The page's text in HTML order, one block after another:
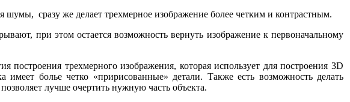
сразу же делает трехмерное изображение более четким и контрастным.
этом остается возможность вернуть изображение к первоначальному
трехмерного изображения, которая использует для построения 3D
болье четко «пририсованные» детали. Также есть возможность делать
лучше очертить нужную часть объекта.